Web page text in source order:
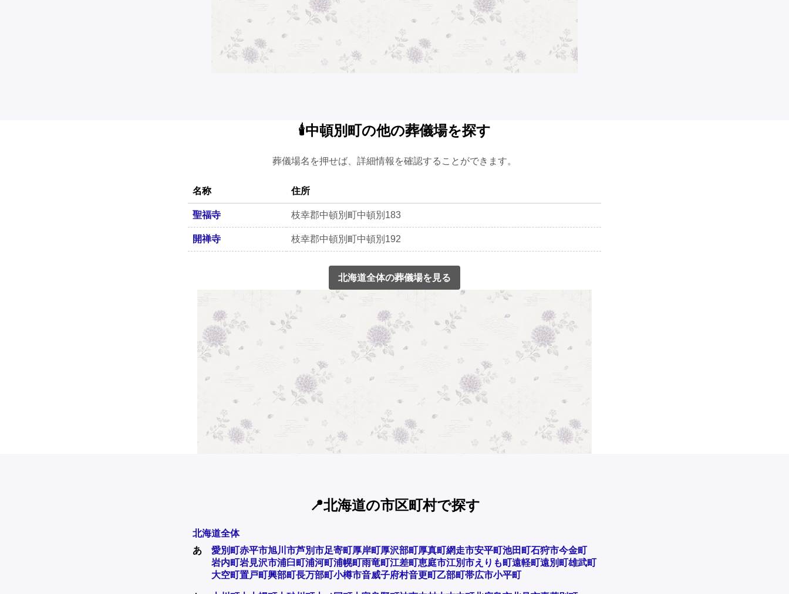
🕯️中頓別町の他の葬儀場を探す
葬儀場名を押せば、詳細情報を確認することができます。
名称 住所
聖福寺 枝幸郡中頓別町中頓別183
開禅寺 枝幸郡中頓別町中頓別192
北海道全体の葬儀場を見る
📍北海道の市区町村で探す
北海道全体
あ
愛別町赤平市旭川市芦別市足寄町厚岸町厚沢部町厚真町網走市安平町池田町石狩市今金町
岩内町岩見沢市浦臼町浦河町浦幌町雨竜町江差町恵庭市江別市えりも町遠軽町遠別町雄武町
大空町置戸町興部町長万部町小樽市音威子府村音更町乙部町帯広市小平町